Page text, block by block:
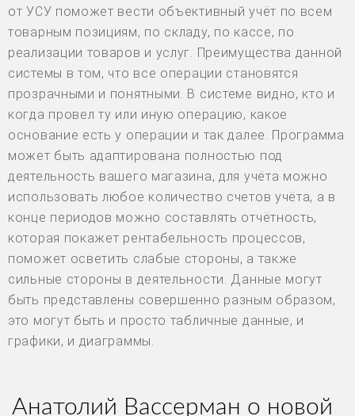
от УСУ поможет вести объективный учёт по всем
товарным позициям, по складу, по кассе, по
реализации товаров и услуг. Преимущества данной
системы в том, что все операции становятся
прозрачными и понятными. В системе видно, кто и
когда провел ту или иную операцию, какое
основание есть у операции и так далее. Программа
может быть адаптирована полностью под
деятельность вашего магазина, для учёта можно
использовать любое количество счетов учёта, а в
конце периодов можно составлять отчётность,
которая покажет рентабельность процессов,
поможет осветить слабые стороны, а также
сильные стороны в деятельности. Данные могут
быть представлены совершенно разным образом,
это могут быть и просто табличные данные, и
графики, и диаграммы.
Анатолий Вассерман о новой